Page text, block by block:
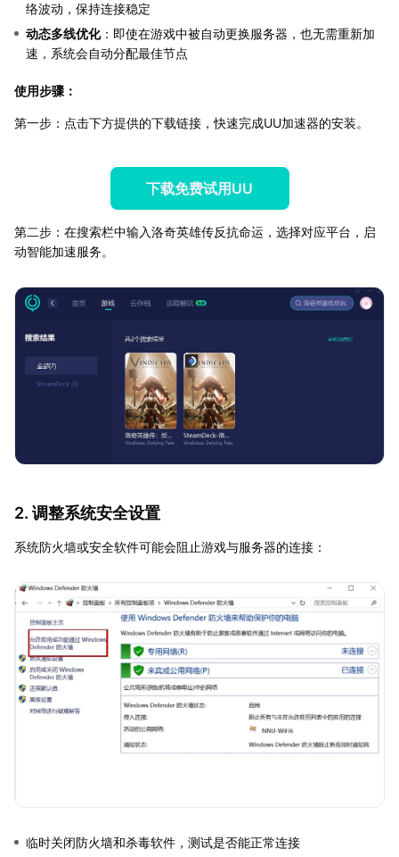
络波动，保持连接稳定
动态多线优化：即使在游戏中被自动更换服务器，也无需重新加
速，系统会自动分配最佳节点
使用步骤：
第一步：点击下方提供的下载链接，快速完成UU加速器的安装。
下载免费试用UU
第二步：在搜索栏中输入洛奇英雄传反抗命运，选择对应平台，启
动智能加速服务。
2. 调整系统安全设置
系统防火墙或安全软件可能会阻止游戏与服务器的连接：
临时关闭防火墙和杀毒软件，测试是否能正常连接